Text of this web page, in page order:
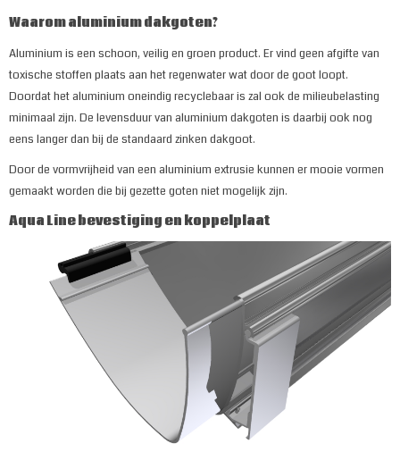
Waarom aluminium dakgoten?
Aluminium is een schoon, veilig en groen product. Er vind geen afgifte van
toxische stoffen plaats aan het regenwater wat door de goot loopt.
Doordat het aluminium oneindig recyclebaar is zal ook de milieubelasting
minimaal zijn. De levensduur van aluminium dakgoten is daarbij ook nog
eens langer dan bij de standaard zinken dakgoot.
Door de vormvrijheid van een aluminium extrusie kunnen er mooie vormen
gemaakt worden die bij gezette goten niet mogelijk zijn.
Aqua Line bevestiging en koppelplaat